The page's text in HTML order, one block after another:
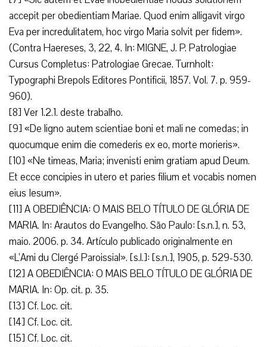
accepit per obedientiam Mariae. Quod enim alligavit virgo
Eva per incredulitatem, hoc virgo Maria solvit per fidem».
(Contra Haereses, 3, 22, 4. In: MIGNE, J. P. Patrologiae
Cursus Completus: Patrologiae Grecae. Turnholt:
Typographi Brepols Editores Pontificii, 1857. Vol. 7. p. 959-
960).
[8] Ver 1.2.1. deste trabalho.
[9] «De ligno autem scientiae boni et mali ne comedas; in
quocumque enim die comederis ex eo, morte morieris».
[10] «Ne timeas, Maria; invenisti enim gratiam apud Deum.
Et ecce concipies in utero et paries filium et vocabis nomen
eius Iesum».
[11] A OBEDIÊNCIA: O MAIS BELO TÍTULO DE GLÓRIA DE
MARIA. In: Arautos do Evangelho. São Paulo: [s.n.], n. 53,
maio. 2006. p. 34. Artículo publicado originalmente en
«L’Ami du Clergé Paroissial». [s.l.]: [s.n.], 1905, p. 529-530.
[12] A OBEDIÊNCIA: O MAIS BELO TÍTULO DE GLÓRIA DE
MARIA. In: Op. cit. p. 35.
[13] Cf. Loc. cit.
[14] Cf. Loc. cit.
[15] Cf. Loc. cit.